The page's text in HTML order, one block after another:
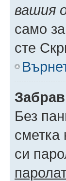
вашия
само
сте
Без
сметка
си